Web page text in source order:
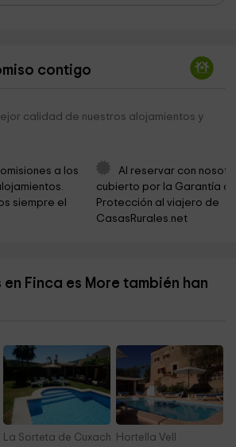
1,2 km
Mare de Déu de Déu de
de Vistalegre 4,1 km
De Mallorca
contigo
calidad de nuestros alojamientos y
a los
siempre el
Al reservar con
cubierto por la Garantía
Protección al viajero de
CasasRurales.net
Finca es More también han
La Sorteta de Cuxach Hortella Vell